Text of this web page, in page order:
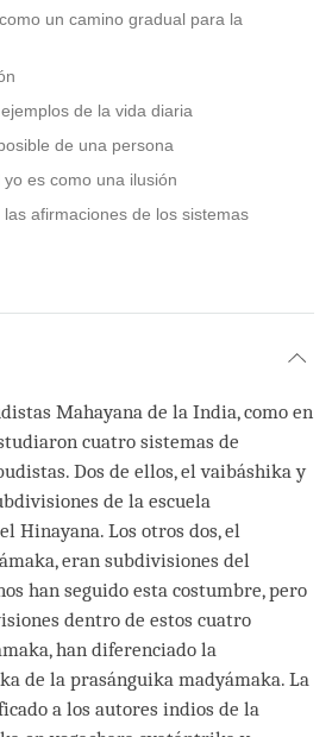
un camino gradual para la
de la vida diaria
de una persona
es como una ilusión
afirmaciones de los sistemas
Mahayana de la India, como en
cuatro sistemas de
Dos de ellos, el vaibáshika y
de la escuela
Hinayana. Los otros dos, el
eran subdivisiones del
han seguido esta costumbre, pero
dentro de estos cuatro
han diferenciado la
de la prasánguika madyámaka. La
a los autores indios de la